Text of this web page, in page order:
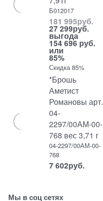
Б012017
181 995руб.
27 299руб.
выгода
154 696 руб.
или
85%
Скидка 85%
*Брошь
Аметист
Романовы арт.
04-
2297/00АМ-00-
768 вес 3,71 г
04-2297/00АМ-00-
768
7 602руб.
Мы в соц сетях